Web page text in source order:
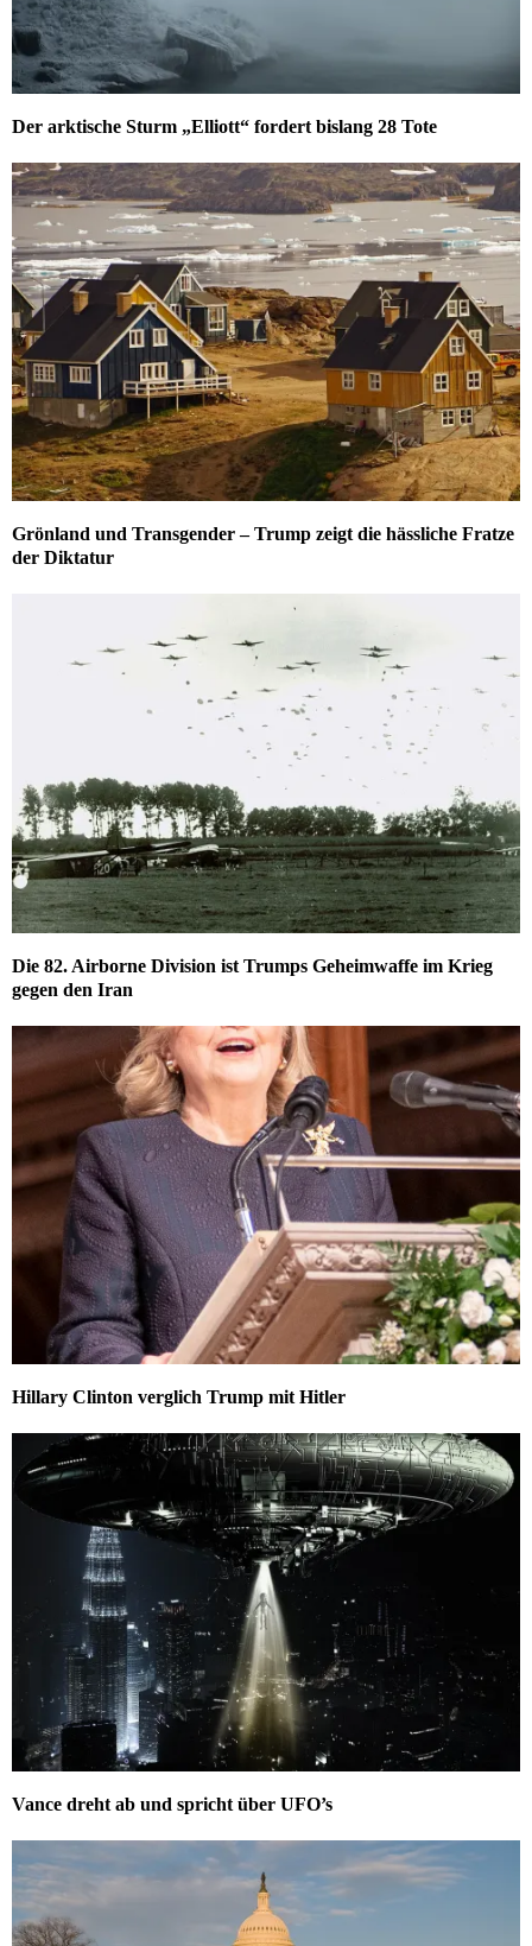
Der arktische Sturm „Elliott“ fordert bislang 28 Tote
Grönland und Transgender – Trump zeigt die hässliche Fratze
der Diktatur
Die 82. Airborne Division ist Trumps Geheimwaffe im Krieg
gegen den Iran
Hillary Clinton verglich Trump mit Hitler
Vance dreht ab und spricht über UFO’s